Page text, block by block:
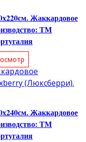
Жаккардовое
ТМ
Жаккардовое
ТМ